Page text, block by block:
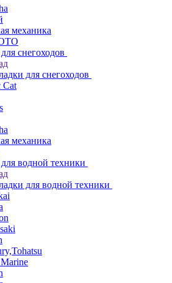
механика
снегоходов
для снегоходов
Cat
механика
водной техники
для водной техники